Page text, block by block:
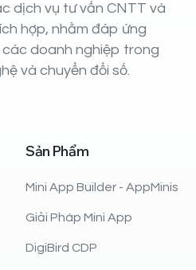
dịch vụ tư vấn CNTT và
hợp, nhằm đáp ứng
doanh nghiệp trong
và chuyển đổi số.
Sản Phẩm
Mini App Builder - AppMinis
Giải Pháp Mini App
DigiBird CDP